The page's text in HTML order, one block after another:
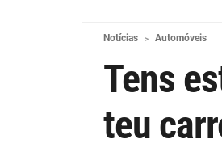
Notícias Automóveis
Tens
teu